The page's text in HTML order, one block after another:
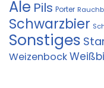
Ale Pils Porter
Schwarzbier
Sonstiges
Weizenbock